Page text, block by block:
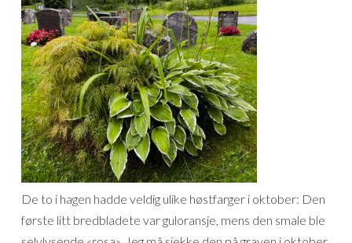
De to i hagen hadde veldig ulike høstfarger i oktober: Den
første litt bredbladete var guloransje, mens den smale ble